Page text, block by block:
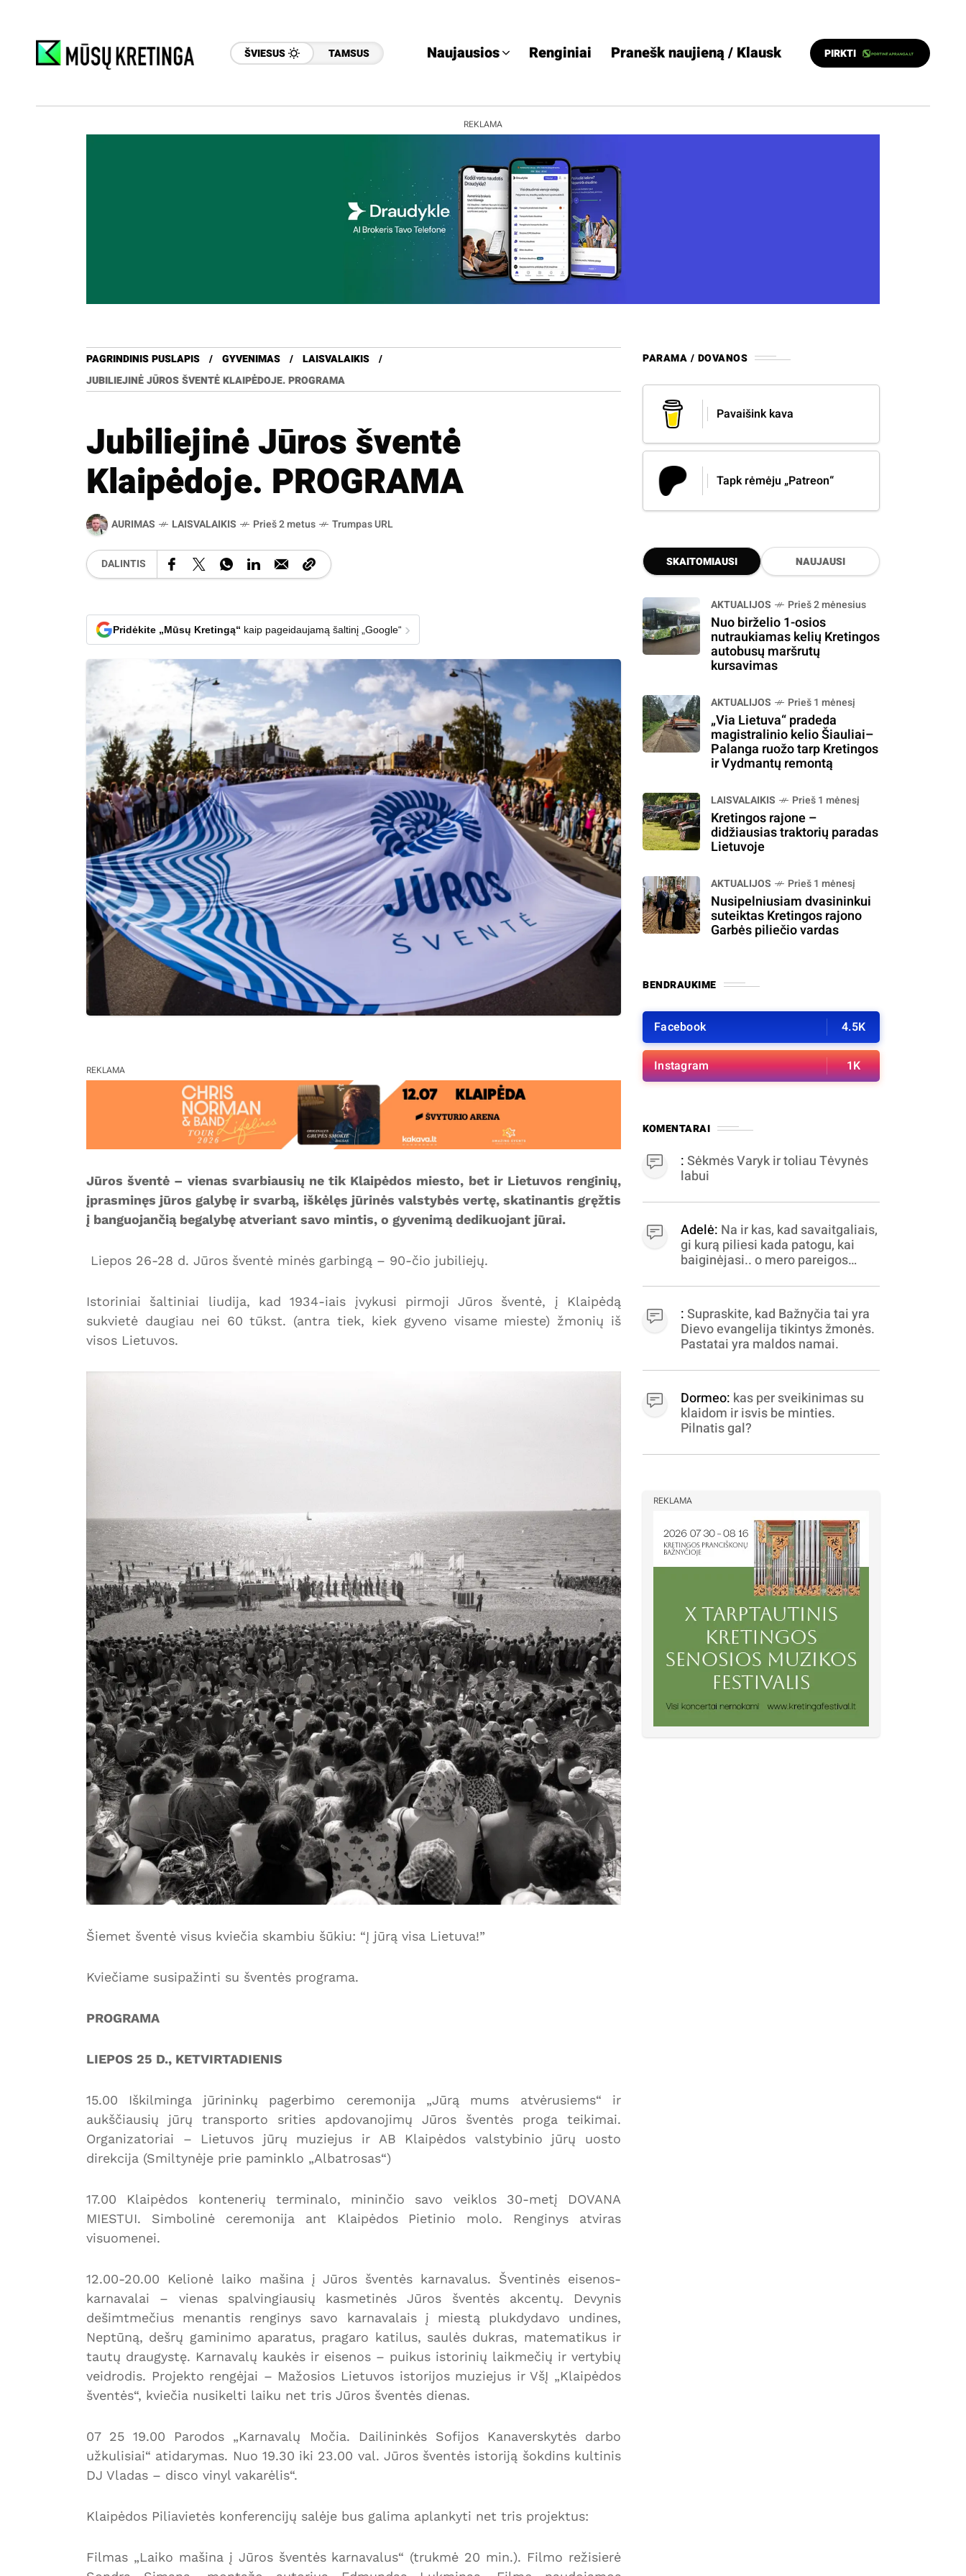
ŠVIESUS TAMSUS Naujausios Renginiai Pranešk naujieną / Klausk PIRKTI
REKLAMA
PAGRINDINIS PUSLAPIS GYVENIMAS
LAISVALAIKIS
JUBILIEJINĖ JŪROS ŠVENTĖ KLAIPĖDOJE. PROGRAMA
Jubiliejinė Jūros šventė
Klaipėdoje. PROGRAMA
AURIMAS LAISVALAIKIS Prieš 2 metus Trumpas URL
DALINTIS
Pridėkite „Mūsų Kretingą“ kaip pageidaujamą šaltinį „Google“ ›
REKLAMA
Jūros šventė – vienas svarbiausių ne tik Klaipėdos miesto, bet ir Lietuvos renginių,
įprasminęs jūros galybę ir svarbą, iškėlęs jūrinės valstybės vertę, skatinantis gręžtis
į banguojančią begalybę atveriant savo mintis, o gyvenimą dedikuojant jūrai.
Liepos 26-28 d. Jūros šventė minės garbingą – 90-čio jubiliejų.
Istoriniai šaltiniai liudija, kad 1934-iais įvykusi pirmoji Jūros šventė, į Klaipėdą
sukvietė daugiau nei 60 tūkst. (antra tiek, kiek gyveno visame mieste) žmonių iš
visos Lietuvos.
Šiemet šventė visus kviečia skambiu šūkiu: “Į jūrą visa Lietuva!”
Kviečiame susipažinti su šventės programa.
PROGRAMA
LIEPOS 25 D., KETVIRTADIENIS
15.00 Iškilminga jūrininkų pagerbimo ceremonija „Jūrą mums atvėrusiems“ ir
aukščiausių jūrų transporto srities apdovanojimų Jūros šventės proga teikimai.
Organizatoriai – Lietuvos jūrų muziejus ir AB Klaipėdos valstybinio jūrų uosto
direkcija (Smiltynėje prie paminklo „Albatrosas“)
17.00 Klaipėdos kontenerių terminalo, mininčio savo veiklos 30-metį DOVANA
MIESTUI. Simbolinė ceremonija ant Klaipėdos Pietinio molo. Renginys atviras
visuomenei.
12.00-20.00 Kelionė laiko mašina į Jūros šventės karnavalus. Šventinės eisenos-
karnavalai – vienas spalvingiausių kasmetinės Jūros šventės akcentų. Devynis
dešimtmečius menantis renginys savo karnavalais į miestą plukdydavo undines,
Neptūną, dešrų gaminimo aparatus, pragaro katilus, saulės dukras, matematikus ir
tautų draugystę. Karnavalų kaukės ir eisenos – puikus istorinių laikmečių ir vertybių
veidrodis. Projekto rengėjai – Mažosios Lietuvos istorijos muziejus ir VšĮ „Klaipėdos
šventės“, kviečia nusikelti laiku net tris Jūros šventės dienas.
07 25 19.00 Parodos „Karnavalų Močia. Dailininkės Sofijos Kanaverskytės darbo
užkulisiai“ atidarymas. Nuo 19.30 iki 23.00 val. Jūros šventės istoriją šokdins kultinis
DJ Vladas – disco vinyl vakarėlis“.
Klaipėdos Piliavietės konferencijų salėje bus galima aplankyti net tris projektus:
Filmas „Laiko mašina į Jūros šventės karnavalus“ (trukmė 20 min.). Filmo režisierė
PARAMA / DOVANOS
Pavaišink kava
Tapk rėmėju „Patreon“
SKAITOMIAUSI NAUJAUSI
AKTUALIJOS Prieš 2 mėnesius
Nuo birželio 1-osios
nutraukiamas kelių Kretingos
autobusų maršrutų
kursavimas
AKTUALIJOS Prieš 1 mėnesį
„Via Lietuva“ pradeda
magistralinio kelio Šiauliai–
Palanga ruožo tarp Kretingos
ir Vydmantų remontą
LAISVALAIKIS Prieš 1 mėnesį
Kretingos rajone –
didžiausias traktorių paradas
Lietuvoje
AKTUALIJOS Prieš 1 mėnesį
Nusipelniusiam dvasininkui
suteiktas Kretingos rajono
Garbės piliečio vardas
BENDRAUKIME
Facebook 4.5K
Instagram 1K
KOMENTARAI
:Sėkmės Varyk ir toliau Tėvynės
labui
Adelė: Na ir kas, kad savaitgaliais,
gi kurą piliesi kada patogu, kai
baiginėjasi.. o mero pareigos
apibrėžiamos.. nežinau,
bereikalingas oro virpinimas,
ieškokit kur milijonus vagia
dujininkai, elektros aferistai,
stadionų statytojai Vilnuje
:Supraskite, kad Bažnyčia tai yra
Dievo evangelija tikintys žmonės.
Pastatai yra maldos namai.
Dormeo: kas per sveikinimas su
klaidom ir isvis be minties.
Pilnatis gal?
REKLAMA